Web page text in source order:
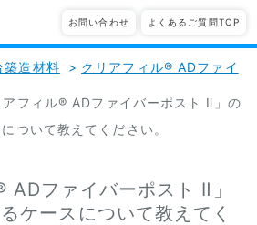
お問い合わせ よくあるご質問TOP
築造材料 > クリアフィル® ADファイ
アフィル® ADファイバーポスト Ⅱ」の
ついて教えてください。
ADファイバーポスト Ⅱ」
ケースについて教えてく